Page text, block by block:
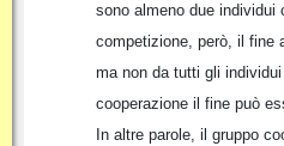
sono almeno due
competizione, però, il fine
ma non da tutti gli
cooperazione il fine può
In altre parole, il gruppo